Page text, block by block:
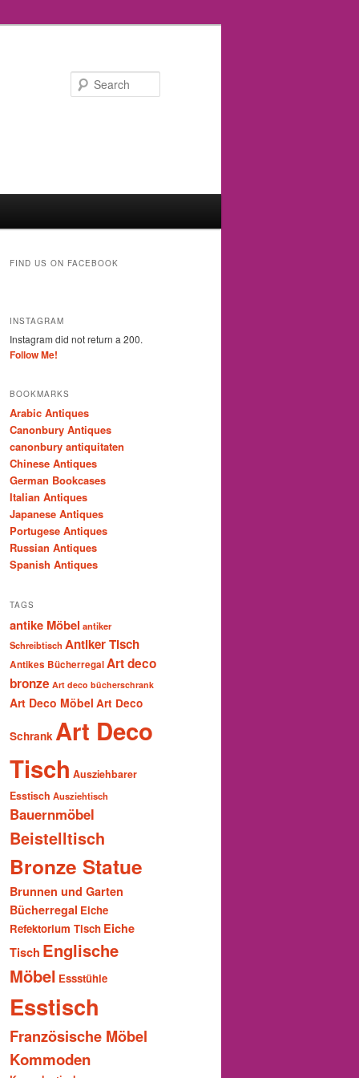
FIND US ON FACEBOOK
INSTAGRAM
Instagram did not return a 200.
Follow Me!
BOOKMARKS
Arabic Antiques
Canonbury Antiques
canonbury antiquitaten
Chinese Antiques
German Bookcases
Italian Antiques
Japanese Antiques
Portugese Antiques
Russian Antiques
Spanish Antiques
TAGS
antike Möbel antiker
Schreibtisch Antiker Tisch
Antikes BücherregalArt deco
bronze Art deco bücherschrank
Art Deco Möbel Art Deco
Schrank Art Deco
Tisch Ausziehbarer
Esstisch Ausziehtisch
Bauernmöbel
Beistelltisch
Bronze Statue
Brunnen und Garten
Bücherregal Eiche
Refektorium Tisch Eiche
Tisch Englische
Möbel Essstühle
Esstisch
Französische Möbel
Kommoden